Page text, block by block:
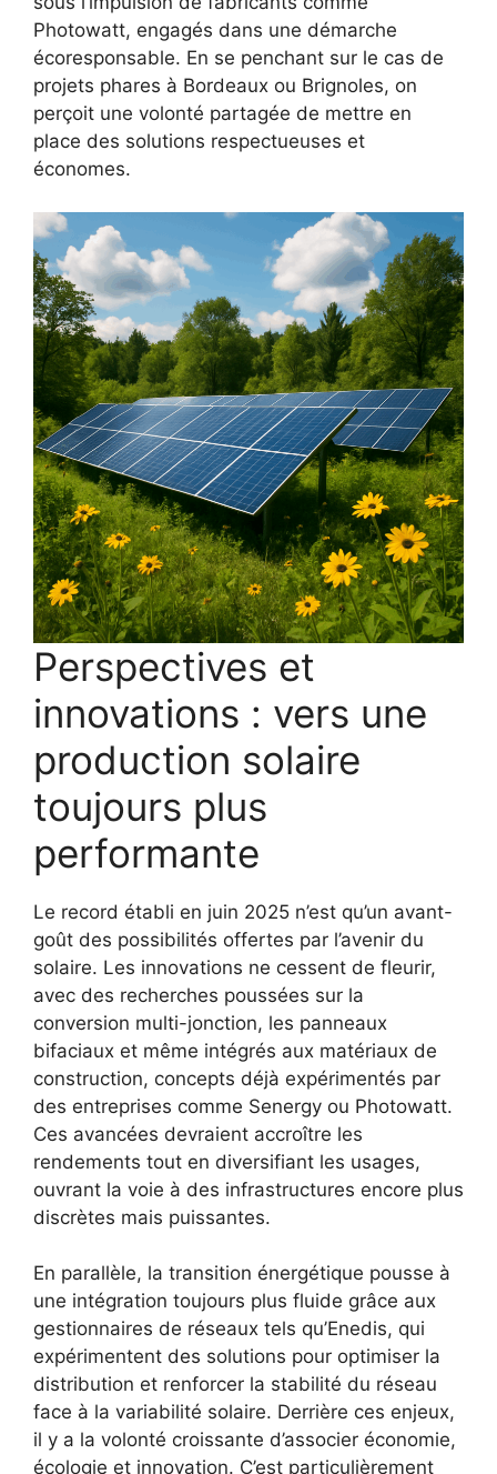
Photowatt, engagés dans une démarche
écoresponsable. En se penchant sur le cas de
projets phares à Bordeaux ou Brignoles, on
perçoit une volonté partagée de mettre en
place des solutions respectueuses et
économes.
Perspectives et
innovations : vers une
production solaire
toujours plus
performante
Le record établi en juin 2025 n’est qu’un avant-
goût des possibilités offertes par l’avenir du
solaire. Les innovations ne cessent de fleurir,
avec des recherches poussées sur la
conversion multi-jonction, les panneaux
bifaciaux et même intégrés aux matériaux de
construction, concepts déjà expérimentés par
des entreprises comme Senergy ou Photowatt.
Ces avancées devraient accroître les
rendements tout en diversifiant les usages,
ouvrant la voie à des infrastructures encore plus
discrètes mais puissantes.
En parallèle, la transition énergétique pousse à
une intégration toujours plus fluide grâce aux
gestionnaires de réseaux tels qu’Enedis, qui
expérimentent des solutions pour optimiser la
distribution et renforcer la stabilité du réseau
face à la variabilité solaire. Derrière ces enjeux,
il y a la volonté croissante d’associer économie,
écologie et innovation. C’est particulièrement